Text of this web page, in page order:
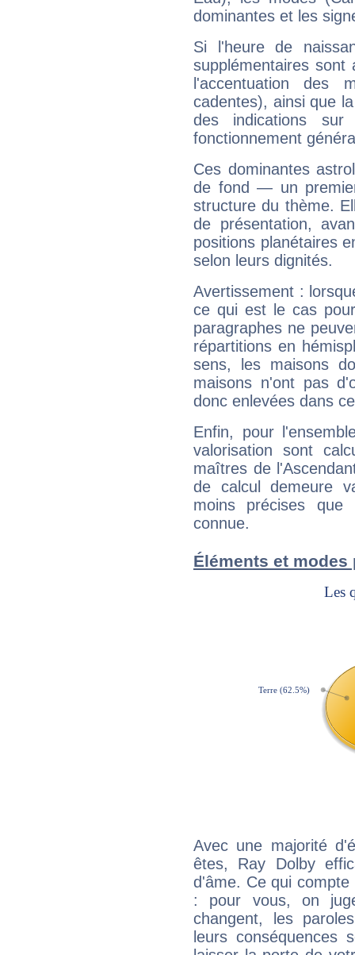
dominantes et les
Si l'heure de
supplémentaires sont
l'accentuation des
cadentes), ainsi que
des indications sur
fonctionnement
Ces dominantes
de fond — un
structure du thème.
de présentation,
positions planétaires
selon leurs dignités.
Avertissement :
ce qui est le cas
paragraphes ne
répartitions en
sens, les maisons
maisons n'ont pas
donc enlevées dans
Enfin, pour
valorisation sont
maîtres de
de calcul demeure
moins précises que
connue.
Éléments et modes
Avec une majorité
êtes, Ray Dolby
d'âme. Ce qui
: pour vous, on
changent, les
leurs conséquences